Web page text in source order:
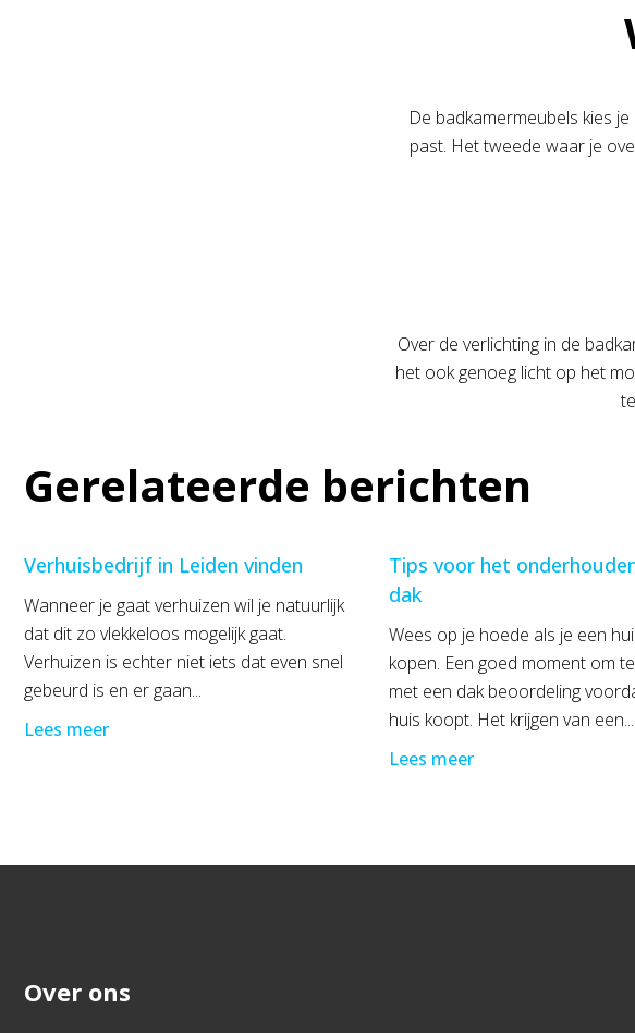
De badkamermeubels kies
past. Het tweede waar je
Over de verlichting in de
het ook genoeg licht op het
Gerelateerde berichten
Verhuisbedrijf in Leiden vinden
Wanneer je gaat verhuizen wil je natuurlijk
dat dit zo vlekkeloos mogelijk gaat.
Verhuizen is echter niet iets dat even snel
gebeurd is en er gaan...
Lees meer
Tips voor het
dak
Wees op je hoede als je een
kopen. Een goed moment om
met een dak beoordeling
huis koopt. Het krijgen van een...
Lees meer
Over ons